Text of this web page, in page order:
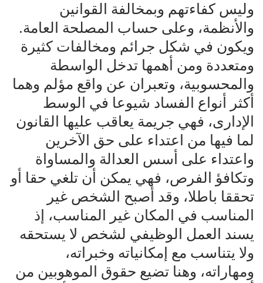
وليس كفاءتهم وبمخالفة القوانين
والأنظمة، وعلى حساب المصلحة العامة.
ويكون في شكل جرائم ومخالفات كثيرة
ومتعددة ومن أهمها تدخل الواسطة
والمحسوبية، وتعبران عن واقع مؤلم وهما
أكثر أنواع الفساد شيوعا في الوسط
الإدارى، فهي جريمة يعاقب عليها القانون
لما فيها من اعتداء على حق الآخرين
واعتداء على أسس العدالة والمساواة
وتكافؤ الفرص، فهي يمكن أن تلغي حقا أو
تحققا باطلا، وقد أصبح الشخص غير
المناسب في المكان غير المناسب، إذ
يسند العمل الوظيفي لشخص لا يستحقه
ولا يتناسب مع إمكانياته وخبراته،
ومهاراته، وهنا تضيع حقوق الموهوبين من